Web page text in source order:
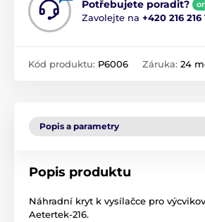
Potřebujete poradit?
Zavolejte na +420 216 216
Kód produktu: P6006 Záruka: 24
Popis a parametry
Popis produktu
Náhradní kryt k vysílačce pro
Aetertek-216.